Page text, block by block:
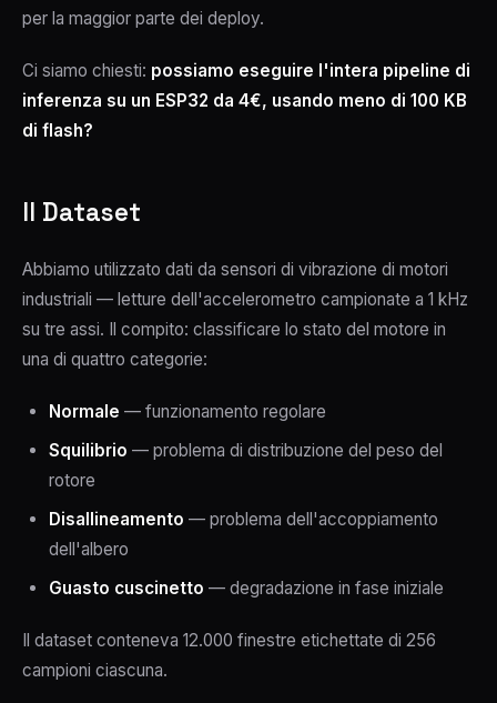
per la maggior parte dei deploy.
Ci siamo chiesti: possiamo eseguire l'intera pipeline di
inferenza su un ESP32 da 4€, usando meno di 100 KB
di flash?
Il Dataset
Abbiamo utilizzato dati da sensori di vibrazione di motori
industriali — letture dell'accelerometro campionate a 1 kHz
su tre assi. Il compito: classificare lo stato del motore in
una di quattro categorie:
Normale — funzionamento regolare
Squilibrio — problema di distribuzione del peso del
rotore
Disallineamento — problema dell'accoppiamento
dell'albero
Guasto cuscinetto — degradazione in fase iniziale
Il dataset conteneva 12.000 finestre etichettate di 256
campioni ciascuna.